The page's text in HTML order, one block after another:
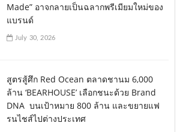
Made” อาจกลายเป็นฉลากพรีเมียมใหม่ของ
แบรนด์
July 30, 2026
สูตรสู้ศึก Red Ocean ตลาดชานม 6,000
ล้าน ‘BEARHOUSE’ เลือกชนะด้วย Brand
DNA บนเป้าหมาย 800 ล้าน และขยายแฟ
รนไชส์ไปต่างประเทศ